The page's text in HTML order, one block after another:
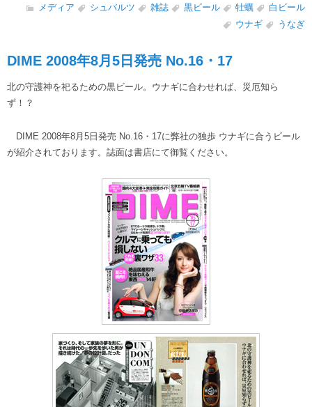
メディア シュバルツ 雑誌 黒ビール 牡蠣
白ビール
ウナギ
うなぎ
DIME 2008年8月5日発売 No.16・17
北の守護神を祀るための黒ビール。ウナギに合わせれば、災厄知ら
ず！？
DIME 2008年8月5日発売 No.16・17に弊社の独歩 ウナギに合うビール
が紹介されております。誌面は書店にて御覧ください。